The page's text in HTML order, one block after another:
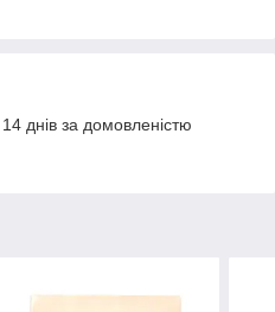
днів за домовленістю